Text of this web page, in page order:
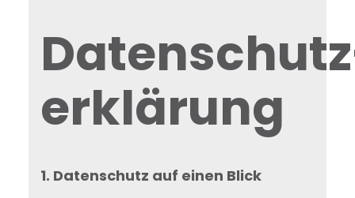
erklärung
1. Datenschutz auf einen Blick